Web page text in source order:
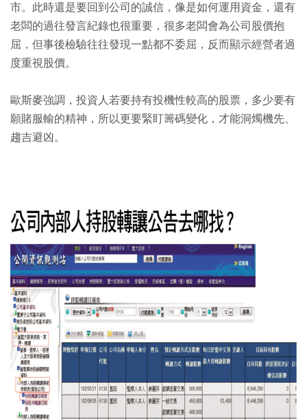
市。此時還是要回到公司的誠信，像是如何運用資金，還有
老闆的過往發言紀錄也很重要，很多老闆會為公司股價抱
屈，但事後檢驗往往發現一點都不委屈，反而顯示經營者過
度重視股價。
歐斯麥強調，投資人若要持有投機性較高的股票，多少要有
願賭服輸的精神，所以更要緊盯籌碼變化，才能洞燭機先、
趨吉避凶。